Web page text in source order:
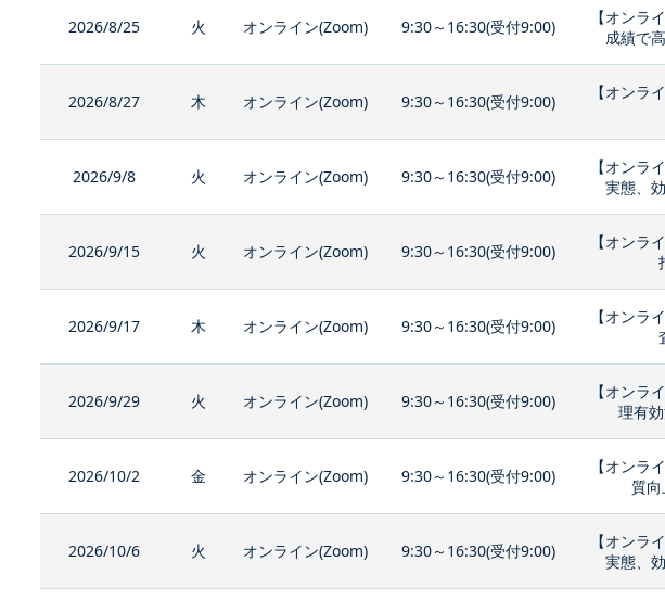
2026/8/25 火 オンライン(Zoom) 9:30～16:30(受付9:00)
【オンラ
成績で
2026/8/27 木 オンライン(Zoom) 9:30～16:30(受付9:00)
【オンラ
2026/9/8 火 オンライン(Zoom) 9:30～16:30(受付9:00)
【オンラ
実態、
2026/9/15 火 オンライン(Zoom) 9:30～16:30(受付9:00)
【オンラ
2026/9/17 木 オンライン(Zoom) 9:30～16:30(受付9:00)
【オンラ
2026/9/29 火 オンライン(Zoom) 9:30～16:30(受付9:00)
【オンラ
理有
2026/10/2 金 オンライン(Zoom) 9:30～16:30(受付9:00)
【オンラ
質
2026/10/6 火 オンライン(Zoom) 9:30～16:30(受付9:00)
【オンラ
実態、